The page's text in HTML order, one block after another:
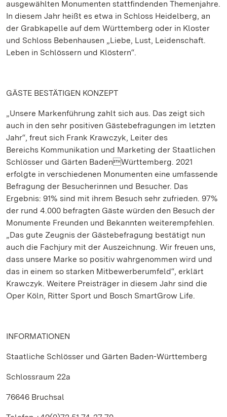
ausgewählten Monumenten stattfindenden Themenjahre.
In diesem Jahr heißt es etwa in Schloss Heidelberg, an
der Grabkapelle auf dem Württemberg oder in Kloster
und Schloss Bebenhausen „Liebe, Lust, Leidenschaft.
Leben in Schlössern und Klöstern“.
GÄSTE BESTÄTIGEN KONZEPT
„Unsere Markenführung zahlt sich aus. Das zeigt sich
auch in den sehr positiven Gästebefragungen im letzten
Jahr“, freut sich Frank Krawczyk, Leiter des
Bereichs Kommunikation und Marketing der Staatlichen
Schlösser und Gärten BadenWürttemberg. 2021
erfolgte in verschiedenen Monumenten eine umfassende
Befragung der Besucherinnen und Besucher. Das
Ergebnis: 91% sind mit ihrem Besuch sehr zufrieden. 97%
der rund 4.000 befragten Gäste würden den Besuch der
Monumente Freunden und Bekannten weiterempfehlen.
„Das gute Zeugnis der Gästebefragung bestätigt nun
auch die Fachjury mit der Auszeichnung. Wir freuen uns,
dass unsere Marke so positiv wahrgenommen wird und
das in einem so starken Mitbewerberumfeld“, erklärt
Krawczyk. Weitere Preisträger in diesem Jahr sind die
Oper Köln, Ritter Sport und Bosch SmartGrow Life.
INFORMATIONEN
Staatliche Schlösser und Gärten Baden-Württemberg
Schlossraum 22a
76646 Bruchsal